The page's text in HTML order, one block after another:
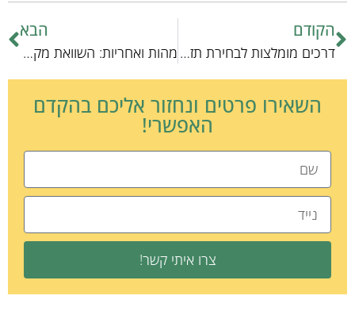
הקודם
דרכים מומלצות לבחירת תזונת חתולים נכונה ובריאה
הבא
מהות ואחריות: השוואת מקצועי טיפול שיניים לחיות מחמד
השאירו פרטים ונחזור אליכם בהקדם
האפשרי!
צרו איתי קשר!